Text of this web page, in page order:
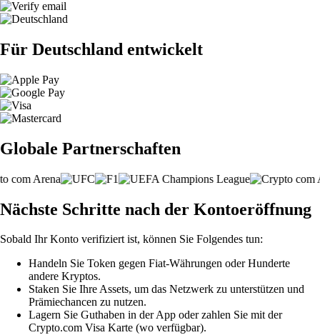
Für Deutschland entwickelt
Globale Partnerschaften
Nächste Schritte nach der Kontoeröffnung
Sobald Ihr Konto verifiziert ist, können Sie Folgendes tun:
Handeln Sie Token gegen Fiat-Währungen oder Hunderte
andere Kryptos.
Staken Sie Ihre Assets, um das Netzwerk zu unterstützen und
Prämiechancen zu nutzen.
Lagern Sie Guthaben in der App oder zahlen Sie mit der
Crypto.com Visa Karte (wo verfügbar).